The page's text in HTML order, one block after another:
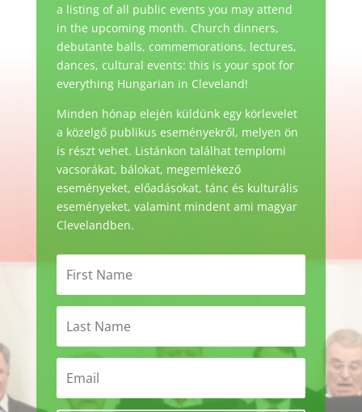
a listing of all public events you may attend
in the upcoming month. Church dinners,
debutante balls, commemorations, lectures,
dances, cultural events: this is your spot for
everything Hungarian in Cleveland!
Minden hónap elején küldünk egy körlevelet
a közelgő publikus eseményekről, melyen ön
is részt vehet. Listánkon találhat templomi
vacsorákat, bálokat, megemlékező
eseményeket, előadásokat, tánc és kulturális
eseményeket, valamint mindent ami magyar
Clevelandben.